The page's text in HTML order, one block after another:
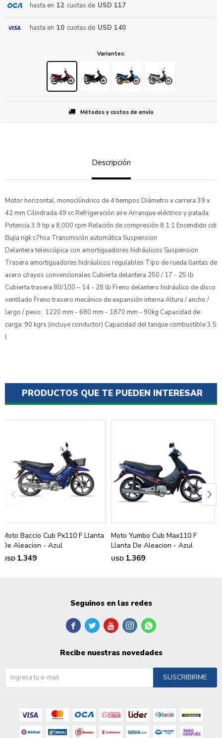
hasta en 12 cuotas de USD 117
hasta en 10 cuotas de USD 140
Variantes:
Métodos y costos de envío
Descripción
Motor horizontal, monocilíndrico de 4 tiempos Diámetro x carrera 39 x
42 mm Cilindrada 49 cc Refrigeración aire Arranque eléctrico y patada
Potencia 3.9 hp a 8,000 rpm Relación de compresión 8.1:1 Encendido cdi
Bujía ngk c7hsa Transmisión automática Suspension
Delantera telescópica con amortiguadores hidráulicos Suspension
Trasera amortiguadores hidráulicos regulables Tipo de rueda llantas de
acero c/rayos convencionales Cubierta delantera 250 / 17 - 25 lb
Cubierta trasera 80/100 – 14 - 28 lb Freno delantero hidráulico de disco
ventilado Freno trasero mecánico de expansión interna Altura / ancho /
largo / peso: 1220 mm - 680 mm - 1870 mm - 90kg Capacidad de
carga: 90 kgrs (incluye conductor) Capacidad del tanque combustible 3.5
l
PRODUCTOS QUE TE PUEDEN INTERESAR
Moto Baccio Cub Px110 F Llanta
De Aleacion - Azul
USD 1.349
Moto Yumbo Cub Max110 F
Llanta De Aleacion - Azul
USD 1.369
Seguinos en las redes
    
Recibe nuestras novedades
SUSCRIBIRME